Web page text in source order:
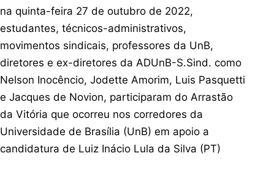
na quinta-feira 27 de outubro de 2022,
estudantes, técnicos-administrativos,
movimentos sindicais, professores da UnB,
diretores e ex-diretores da ADUnB-S.Sind. como
Nelson Inocêncio, Jodette Amorim, Luis Pasquetti
e Jacques de Novion, participaram do Arrastão
da Vitória que ocorreu nos corredores da
Universidade de Brasília (UnB) em apoio a
candidatura de Luiz Inácio Lula da Silva (PT)